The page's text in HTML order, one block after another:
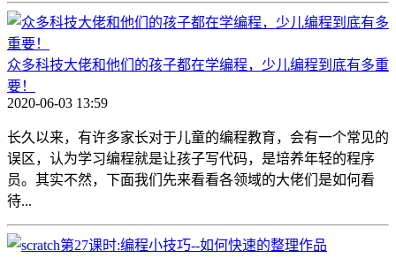
众多科技大佬和他们的孩子都在学编程，少儿编程到底有多重
要！
2020-06-03 13:59
长久以来，有许多家长对于儿童的编程教育，会有一个常见的
误区，认为学习编程就是让孩子写代码，是培养年轻的程序
员。其实不然，下面我们先来看看各领域的大佬们是如何看
待...